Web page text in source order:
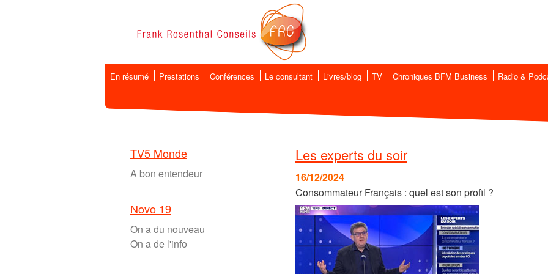
En résumé Prestations Conférences Le consultant Livres/blog TV Chroniques BFM Business Radio &
TV5 Monde
A bon entendeur
Novo 19
On a du nouveau
On a de l'info
Les experts du soir
16/12/2024
Consommateur Français : quel est son profil ?